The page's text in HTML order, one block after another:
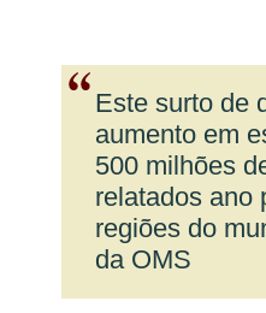
Este surto de
aumento em
500 milhões
relatados ano
regiões do
da OMS